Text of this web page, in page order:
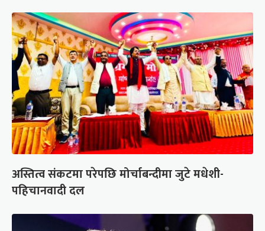
अस्तित्व संकटमा परेपछि मोर्चाबन्दीमा जुटे मधेशी-
पहिचानवादी दल